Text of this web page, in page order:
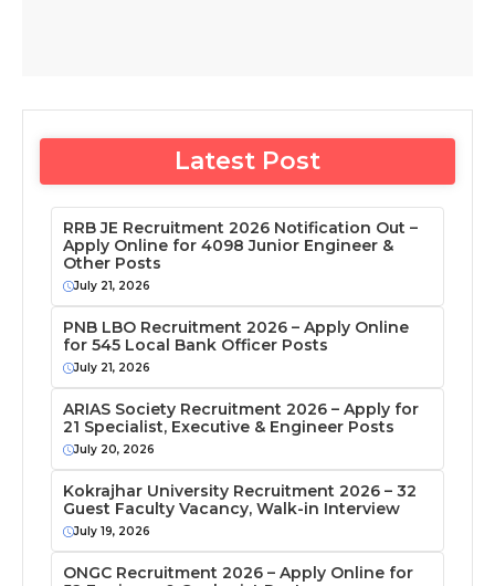
Latest Post
RRB JE Recruitment 2026 Notification Out –
Apply Online for 4098 Junior Engineer &
Other Posts
July 21, 2026
PNB LBO Recruitment 2026 – Apply Online
for 545 Local Bank Officer Posts
July 21, 2026
ARIAS Society Recruitment 2026 – Apply for
21 Specialist, Executive & Engineer Posts
July 20, 2026
Kokrajhar University Recruitment 2026 – 32
Guest Faculty Vacancy, Walk-in Interview
July 19, 2026
ONGC Recruitment 2026 – Apply Online for